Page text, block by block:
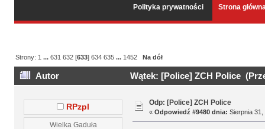
Polityka prywatności Strona
Strony: 1 ...631 632 [633]634 635 ... 1452 Na dół
Autor Wątek: [Police] ZCH Police
RPzpl
Wielka Gaduła
Odp: [Police] ZCH Police
« Odpowiedź #9480 dnia: Sierpnia